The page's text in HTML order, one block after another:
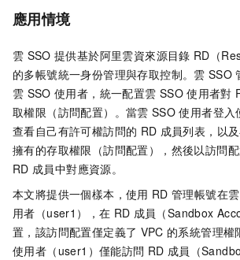
應用情境
雲 SSO 提供基於阿里雲資來源目錄 RD（
的多帳號統一身份管理與存取控制。雲 SSO
雲 SSO 使用者，統一配置雲 SSO 使用者對
取權限（訪問配置）。當雲 SSO 使用者登入
查看自己有許可權訪問的 RD 成員列表，以
擁有的存取權限（訪問配置），然後以訪問
RD 成員中對應資源。
本文將提供一個樣本，使用 RD 管理帳號在雲
用者（user1），在 RD 成員（Sandbox
置，該訪問配置僅定義了 VPC 的系統管理權
使用者（user1）僅能訪問 RD 成員（